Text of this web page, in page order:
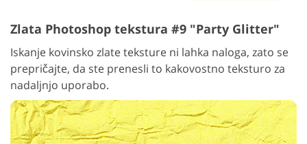
Zlata Photoshop tekstura #9 "Party Glitter"
Iskanje kovinsko zlate teksture ni lahka naloga, zato se
prepričajte, da ste prenesli to kakovostno teksturo za
nadaljnjo uporabo.